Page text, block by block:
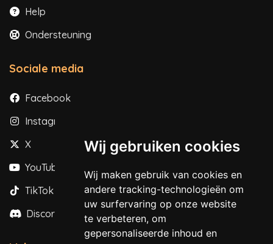
Wij gebruiken cookies
Wij maken gebruik van cookies en
andere tracking-technologieën om
uw surfervaring op onze website
te verbeteren, om
gepersonaliseerde inhoud en
Help
Ondersteuning
Sociale media
Facebook
Instagram
X
YouTube
TikTok
Discord